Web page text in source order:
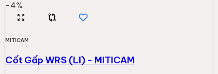
-4%
MITICAM
Cốt Gấp WRS (LI) - MITICAM